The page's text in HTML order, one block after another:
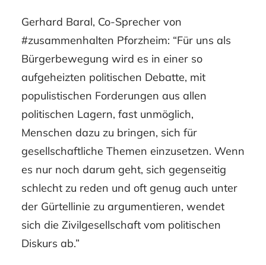
Gerhard Baral, Co-Sprecher von
#zusammenhalten Pforzheim: “Für uns als
Bürgerbewegung wird es in einer so
aufgeheizten politischen Debatte, mit
populistischen Forderungen aus allen
politischen Lagern, fast unmöglich,
Menschen dazu zu bringen, sich für
gesellschaftliche Themen einzusetzen. Wenn
es nur noch darum geht, sich gegenseitig
schlecht zu reden und oft genug auch unter
der Gürtellinie zu argumentieren, wendet
sich die Zivilgesellschaft vom politischen
Diskurs ab.”